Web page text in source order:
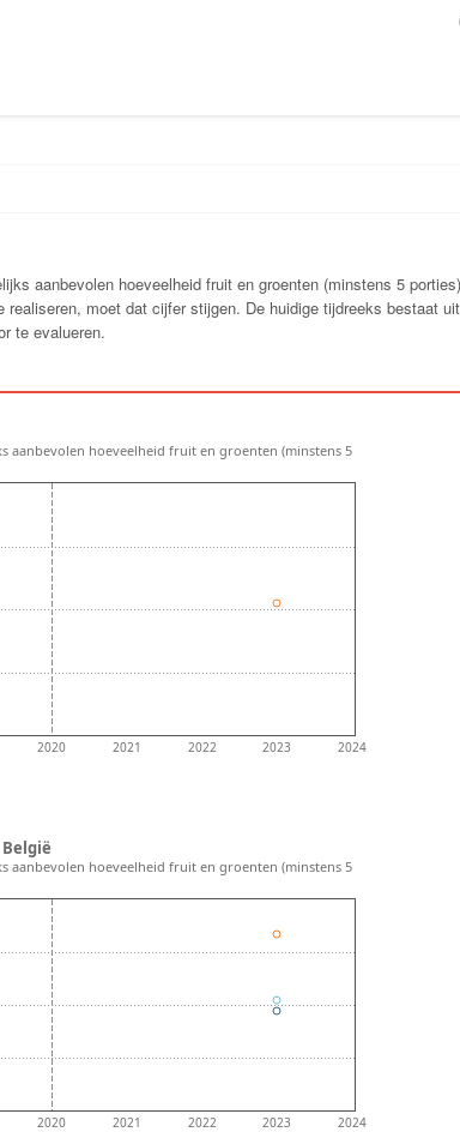
aanbevolen hoeveelheid fruit en groenten (minstens 5 porties)
moet dat cijfer stijgen. De huidige tijdreeks bestaat uit
te evalueren.
2020 2021 2022 2023 2024
aanbevolen hoeveelheid fruit en groenten (minstens 5
2020 2021 2022 2023 2024
aanbevolen hoeveelheid fruit en groenten (minstens 5